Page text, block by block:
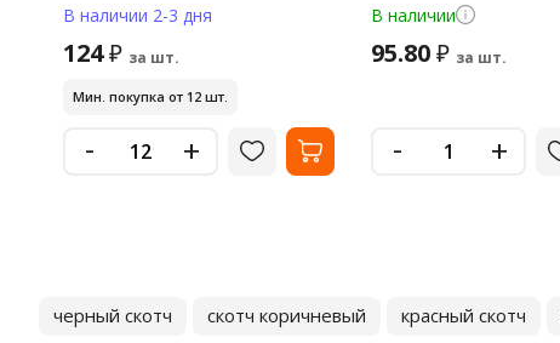
В наличии 2-3 дня
124₽ за шт.
Мин. покупка от 12 шт.
- +
В наличии
95.80₽ за шт.
- +
черный скотч скотч коричневый красный скотч